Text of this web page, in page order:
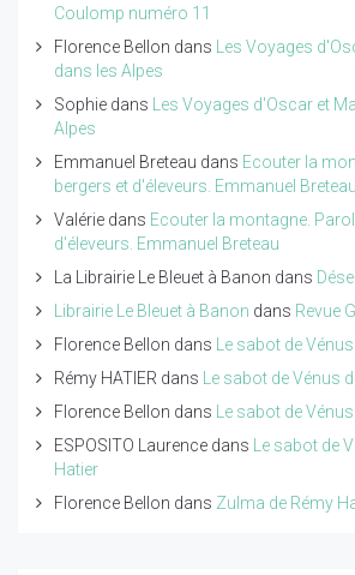
Coulomp numéro 11
Florence Bellon dans
Les Voyages
dans les Alpes
Sophie dans
Les Voyages d'Oscar et
Alpes
Emmanuel Breteau dans Ecouter la
bergers et d'éleveurs. Emmanuel Breteau
Valérie dans Ecouter la montagne.
d'éleveurs. Emmanuel Breteau
La Librairie Le Bleuet à Banon dans
Librairie Le Bleuet à Banon dans Revue
Florence Bellon dans
Le sabot de
Rémy HATIER dans
Le sabot de Vénus
Florence Bellon dans
Le sabot de
ESPOSITO Laurence dans
Le sabot de
Hatier
Florence Bellon dans Zulma de Rémy